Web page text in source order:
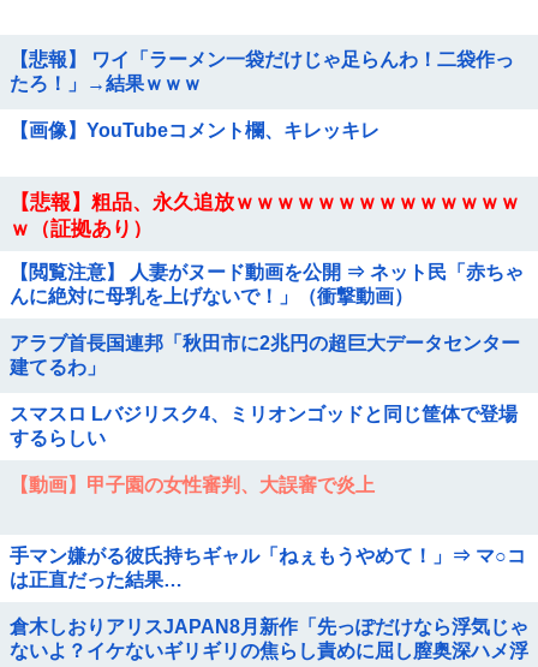
【悲報】 ワイ「ラーメン一袋だけじゃ足らんわ！二袋作っ
たろ！」→結果ｗｗｗ
【画像】YouTubeコメント欄、キレッキレ
【悲報】粗品、永久追放ｗｗｗｗｗｗｗｗｗｗｗｗｗｗ
ｗ（証拠あり）
【閲覧注意】 人妻がヌード動画を公開 ⇒ ネット民「赤ちゃ
んに絶対に母乳を上げないで！」（衝撃動画）
アラブ首長国連邦「秋田市に2兆円の超巨大データセンター
建てるわ」
スマスロ Lバジリスク4、ミリオンゴッドと同じ筐体で登場
するらしい
【動画】甲子園の女性審判、大誤審で炎上
手マン嫌がる彼氏持ちギャル「ねぇもうやめて！」⇒ マ○コ
は正直だった結果…
倉木しおりアリスJAPAN8月新作「先っぽだけなら浮気じゃ
ないよ？イケないギリギリの焦らし責めに屈し膣奥深ハメ浮